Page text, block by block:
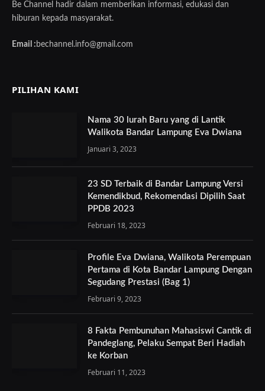
Be Channel hadir dalam memberikan informasi, edukasi dan
hiburan kepada masyarakat.
Email : bechannel.info@gmail.com
PILIHAN KAMI
Nama 30 lurah Baru yang di Lantik
Walikota Bandar Lampung Eva Dwiana
Januari 3, 2023
23 SD Terbaik di Bandar Lampung Versi
Kemendikbud, Rekomendasi Dipilih Saat
PPDB 2023
Februari 18, 2023
Profile Eva Dwiana, Walikota Perempuan
Pertama di Kota Bandar Lampung Dengan
Segudang Prestasi (Bag 1)
Februari 9, 2023
8 Fakta Pembunuhan Mahasiswi Cantik di
Pandeglang, Pelaku Sempat Beri Hadiah
ke Korban
Februari 11, 2023